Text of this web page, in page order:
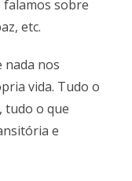
sobre
etc.
nada nos
vida. Tudo o
tudo o que
e